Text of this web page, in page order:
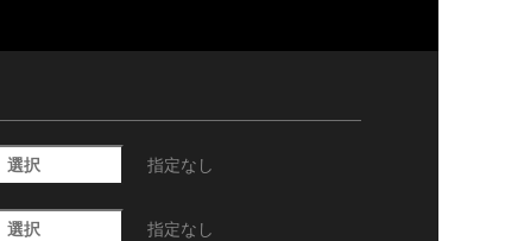
選択 指定なし
選択 指定なし